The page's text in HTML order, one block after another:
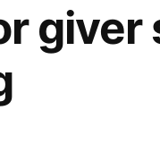
giver